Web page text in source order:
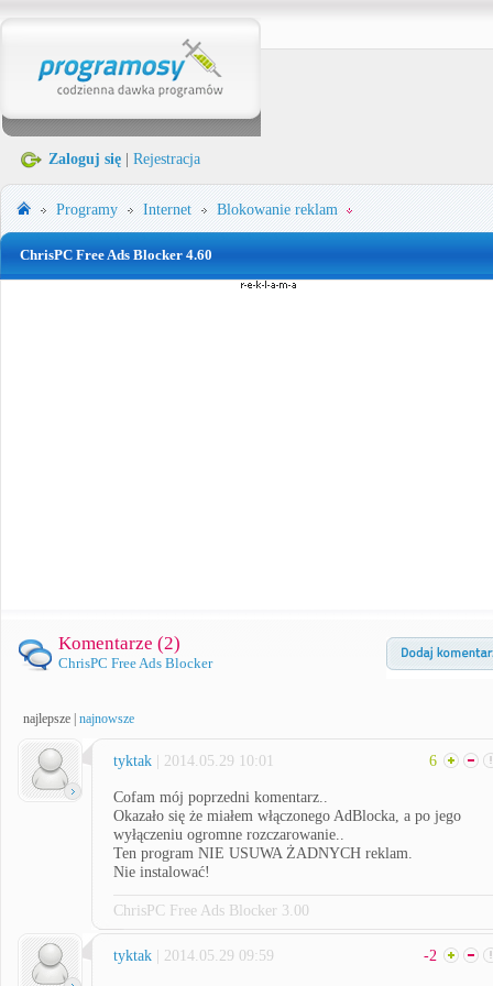
Zaloguj się Rejestracja
Programy Internet Blokowanie reklam
ChrisPC Free Ads Blocker 4.60
Komentarze (2)
ChrisPC Free Ads Blocker
najlepsze najnowsze
tyktak | 2014.05.29 10:01 6
Cofam mój poprzedni komentarz..
Okazało się że miałem włączonego AdBlocka, a po jego
wyłączeniu ogromne rozczarowanie..
Ten program NIE USUWA ŻADNYCH reklam.
Nie instalować!
ChrisPC Free Ads Blocker 3.00
tyktak | 2014.05.29 09:59 -2